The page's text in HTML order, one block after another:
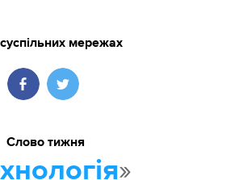
мережах
Слово тижня
»